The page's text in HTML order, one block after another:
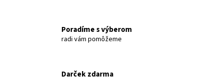
Poradíme s výberom
radi vám pomôžeme
Darček zdarma